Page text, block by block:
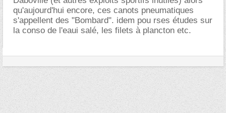
qu'aujourd'hui encore, ces canots pneumatiques
s'appellent des "Bombard". idem pou rses études sur
la conso de l'eaui salé, les filets à plancton etc.